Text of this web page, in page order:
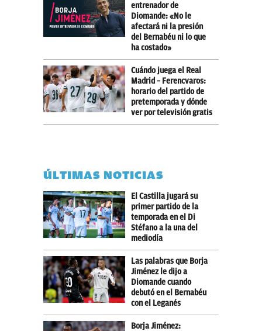
entrenador de
Diomande: «No le
afectará ni la presión
del Bernabéu ni lo que
ha costado»
Cuándo juega el Real
Madrid – Ferencvaros:
horario del partido de
pretemporada y dónde
ver por televisión gratis
ÚLTIMAS NOTICIAS
El Castilla jugará su
primer partido de la
temporada en el Di
Stéfano a la una del
mediodía
Las palabras que Borja
Jiménez le dijo a
Diomande cuando
debutó en el Bernabéu
con el Leganés
Borja Jiménez: